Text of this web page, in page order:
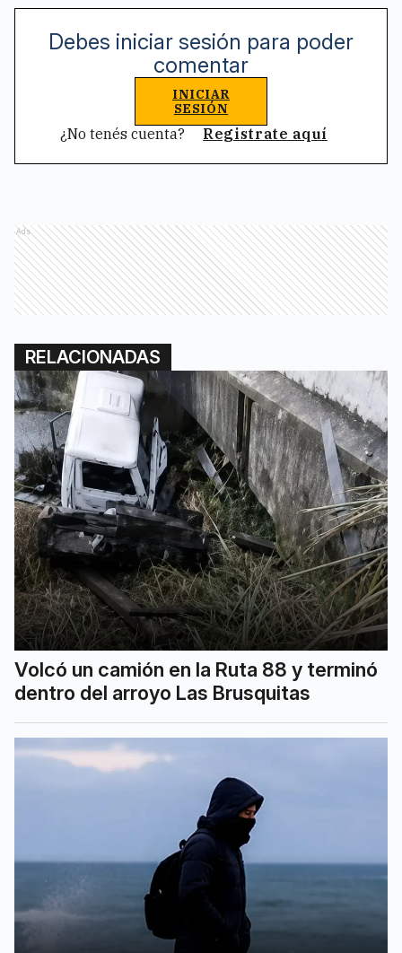
Debes iniciar sesión para poder
comentar
INICIAR
SESIÓN
¿No tenés cuenta? Registrate aquí
Ads
RELACIONADAS
Volcó un camión en la Ruta 88 y terminó
dentro del arroyo Las Brusquitas